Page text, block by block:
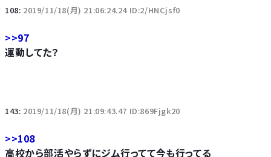
108: 2019/11/18(月) 21:06:24.24 ID:2/HNCjsf0
>>97
運動してた？
143: 2019/11/18(月) 21:09:43.47 ID:869Fjgk20
>>108
高校から部活やらずにジム行ってて今も行ってる